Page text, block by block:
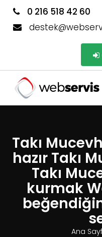
0 216 518 42 60
Takı
hazır Takı
Takı
kurmak
Ana